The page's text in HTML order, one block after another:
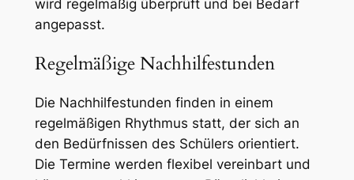
wird regelmäßig überprüft und bei Bedarf
angepasst.
Regelmäßige Nachhilfestunden
Die Nachhilfestunden finden in einem
regelmäßigen Rhythmus statt, der sich an
den Bedürfnissen des Schülers orientiert.
Die Termine werden flexibel vereinbart und